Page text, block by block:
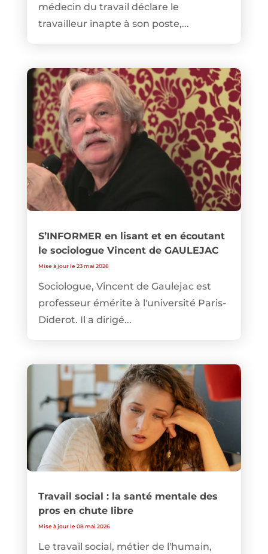
médecin du travail déclare le
travailleur inapte à son poste,...
S’INFORMER en lisant et en écoutant
le sociologue Vincent de GAULEJAC
Mise à jour le 23 mai 2026
Sociologue, Vincent de Gaulejac est
professeur émérite à l'université Paris-
Diderot. Il a dirigé...
Travail social : la santé mentale des
pros en chute libre
Mise à jour le 08 mai 2026
Le travail social, métier de l'humain,